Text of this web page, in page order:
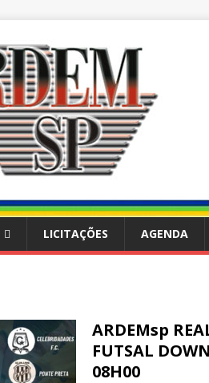
LICITAÇÕES AGENDA
ARDEMsp
FUTSAL
08H00